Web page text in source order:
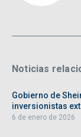
Noticias
Gobierno de
inversionistas
6 de enero de 2026